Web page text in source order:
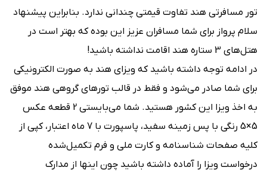
تور مسافرتی هند تفاوت قیمتی چندانی ندارد. بنابراین پیشنهاد
سلام پرواز برای شما مسافران عزیز این بوده که بهتر است در
هتل‌‌های 3 ستاره هند اقامت نداشته باشید!
در ادامه توجه داشته باشید که ویزای هند به صورت الکترونیکی
برای شما صادر می‌شود و فقط در قالب تورهای گروهی هند موفق
به اخذ ویزا این کشور هستید. شما می‌بایستی 2 قطعه عکس
5×5 رنگی با پس زمینه سفید، پاسپورت با 7 ماه اعتبار، کپی از
کلیه صفحات شناسنامه و کارت ملی و فرم تکمیل‌شده
درخواست ویزا را آماده داشته باشید چون اینها از مدارک